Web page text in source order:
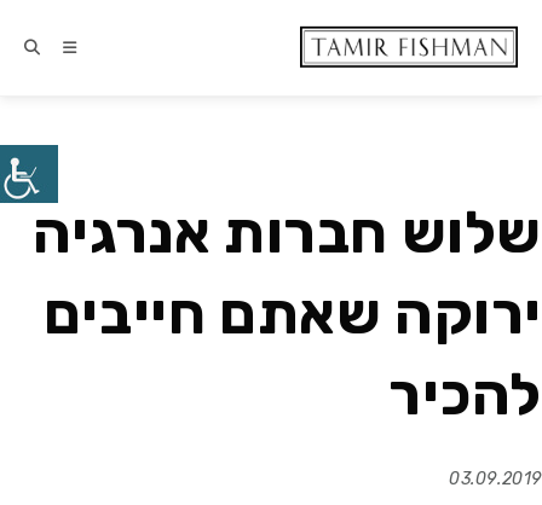
שלוש חברות אנרגיה
ירוקה שאתם חייבים
להכיר
03.09.2019